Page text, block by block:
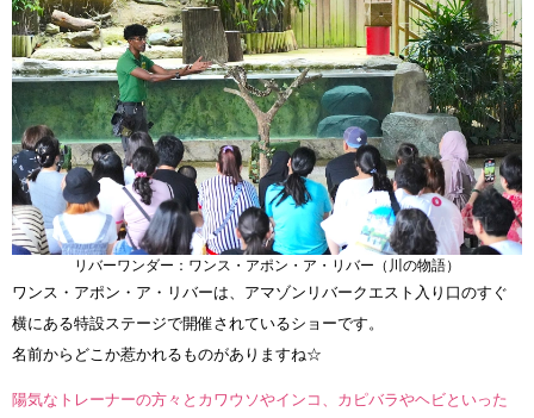
リバーワンダー：ワンス・アポン・ア・リバー（川の物語）
ワンス・アポン・ア・リバーは、アマゾンリバークエスト入り口のすぐ
横にある特設ステージで開催されているショーです。
名前からどこか惹かれるものがありますね☆
陽気なトレーナーの方々とカワウソやインコ、カピバラやヘビといった